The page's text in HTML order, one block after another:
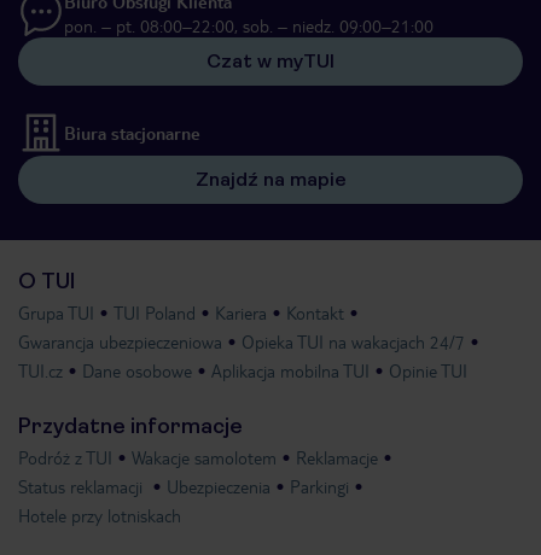
pon. – pt. 08:00–22:00, sob. – niedz. 09:00–21:00
Czat w myTUI
Biura stacjonarne
Znajdź na mapie
O TUI
Grupa TUI TUI Poland Kariera
Kontakt
Gwarancja ubezpieczeniowa
Opieka TUI na wakacjach 24/7
TUI.cz
Dane osobowe Aplikacja mobilna TUI Opinie TUI
Przydatne informacje
Podróż z TUI Wakacje samolotem
Reklamacje
Status reklamacji
Ubezpieczenia
Parkingi
Hotele przy lotniskach